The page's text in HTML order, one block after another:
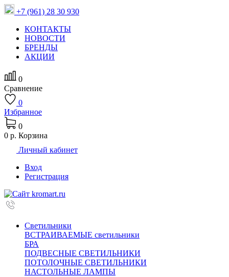
+7 (961) 28 30 930
КОНТАКТЫ
НОВОСТИ
БРЕНДЫ
АКЦИИ
0
Сравнение
0
Избранное
0
0 р. Корзина
Личный кабинет
Вход
Регистрация
Светильники
ВСТРАИВАЕМЫЕ светильники
БРА
ПОДВЕСНЫЕ СВЕТИЛЬНИКИ
ПОТОЛОЧНЫЕ СВЕТИЛЬНИКИ
НАСТОЛЬНЫЕ ЛАМПЫ